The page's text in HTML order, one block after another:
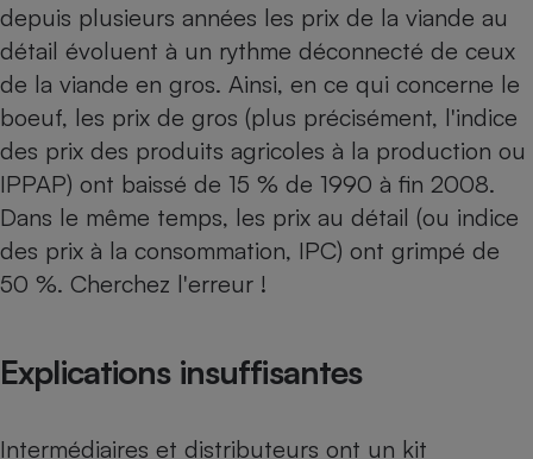
depuis plusieurs années les prix de la viande au
détail évoluent à un rythme déconnecté de ceux
de la viande en gros. Ainsi, en ce qui concerne le
boeuf, les prix de gros (plus précisément, l'indice
des prix des produits agricoles à la production ou
IPPAP) ont baissé de 15 % de 1990 à fin 2008.
Dans le même temps, les prix au détail (ou indice
des prix à la consommation, IPC) ont grimpé de
50 %. Cherchez l'erreur !
Explications insuffisantes
Intermédiaires et distributeurs ont un kit
Climatiseur -
Ventilateur
Antivirus
Climatiseur -
Ventilateur